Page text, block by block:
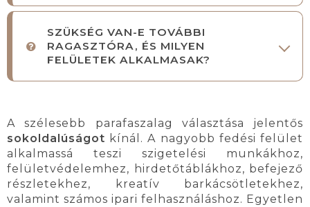
SZÜKSÉG VAN-E TOVÁBBI
RAGASZTÓRA, ÉS MILYEN
FELÜLETEK ALKALMASAK?
A szélesebb parafaszalag választása jelentős
sokoldalúságot kínál. A nagyobb fedési felület
alkalmassá teszi szigetelési munkákhoz,
felületvédelemhez, hirdetőtáblákhoz, befejező
részletekhez, kreatív barkácsötletekhez,
valamint számos ipari felhasználáshoz. Egyetlen